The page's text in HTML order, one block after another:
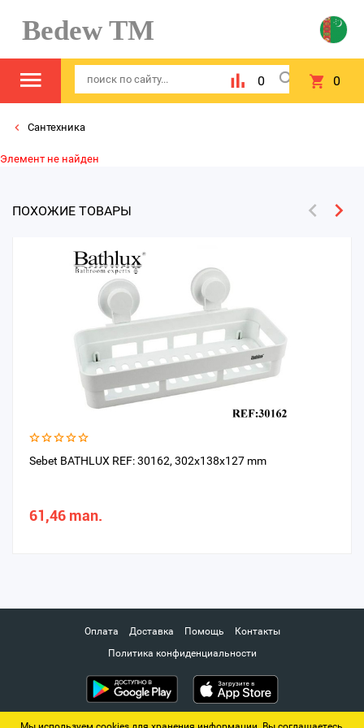
Bedew TM
0 0
Сантехника
Элемент не найден
ПОХОЖИЕ ТОВАРЫ
Sebet BATHLUX REF: 30162, 302x138x127 mm
61,46 man.
Оплата Доставка Помощь
Контакты
Политика конфиденциальности